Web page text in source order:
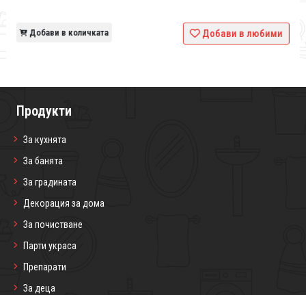
Добави в количката Добави в любими
Продукти
За кухнята
За банята
За градината
Декорация за дома
За почистване
Парти украса
Препарати
За деца